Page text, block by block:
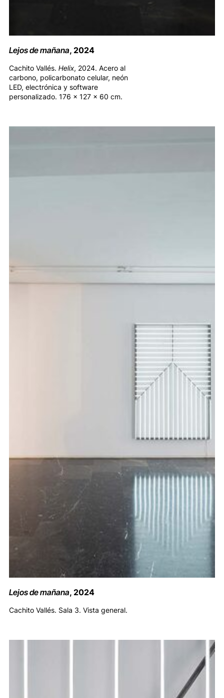
Lejos de mañana, 2024
Cachito Vallés. Helix, 2024. Acero al
carbono, policarbonato celular, neón
LED, electrónica y software
personalizado. 176 x 127 x 60 cm.
Lejos de mañana, 2024
Cachito Vallés. Sala 3. Vista general.